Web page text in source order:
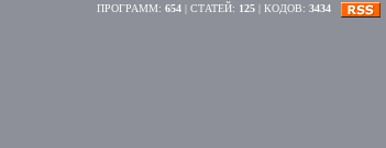
ПРОГРАММ: 654 | СТАТЕЙ: 125 | КОДОВ: 3434